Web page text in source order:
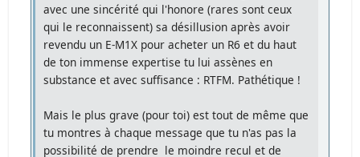
avec une sincérité qui l'honore (rares sont ceux
qui le reconnaissent) sa désillusion après avoir
revendu un E-M1X pour acheter un R6 et du haut
de ton immense expertise tu lui assènes en
substance et avec suffisance : RTFM. Pathétique !
Mais le plus grave (pour toi) est tout de même que
tu montres à chaque message que tu n'as pas la
possibilité de prendre le moindre recul et de